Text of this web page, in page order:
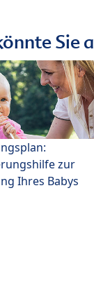
Sie
zur
Ihres Babys